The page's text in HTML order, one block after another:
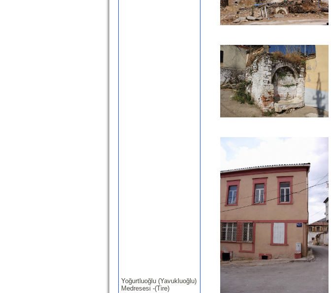
Medresesi -(Tire)